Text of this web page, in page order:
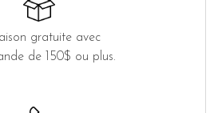
gratuite avec
de 150$ ou plus.